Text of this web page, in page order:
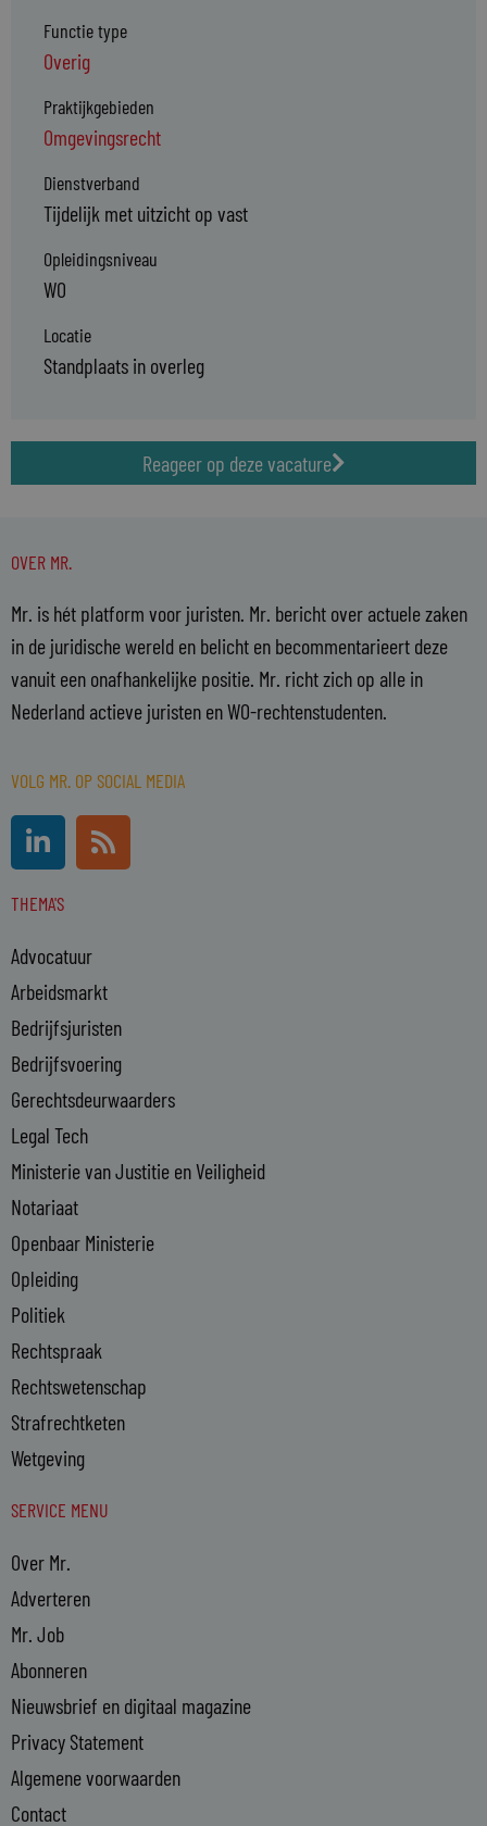
Functie type
Overig
Praktijkgebieden
Omgevingsrecht
Dienstverband
Tijdelijk met uitzicht op vast
Opleidingsniveau
WO
Locatie
Standplaats in overleg
Reageer op deze vacature
OVER MR.
Mr. is hét platform voor juristen. Mr. bericht over actuele zaken
in de juridische wereld en belicht en becommentarieert deze
vanuit een onafhankelijke positie. Mr. richt zich op alle in
Nederland actieve juristen en WO-rechtenstudenten.
VOLG MR. OP SOCIAL MEDIA
L
i
n
k
d
i
n
-
i
n
R
s
s
THEMA'S
Advocatuur
Arbeidsmarkt
Bedrijfsjuristen
Bedrijfsvoering
Gerechtsdeurwaarders
Legal Tech
Ministerie van Justitie en Veiligheid
Notariaat
Openbaar Ministerie
Opleiding
Politiek
Rechtspraak
Rechtswetenschap
Strafrechtketen
Wetgeving
SERVICE MENU
Over Mr.
Adverteren
Mr. Job
Abonneren
Nieuwsbrief en digitaal magazine
Privacy Statement
Algemene voorwaarden
Contact